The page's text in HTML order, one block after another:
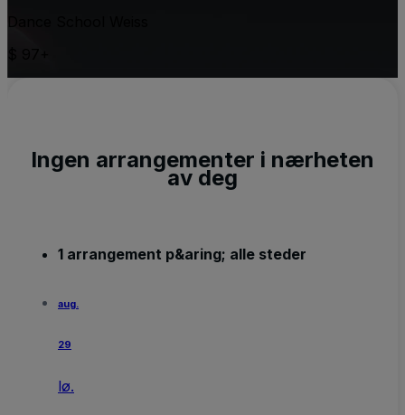
Ingen arrangementer i nærheten
av deg
1 arrangement p&aring; alle steder
aug.
29
lø.